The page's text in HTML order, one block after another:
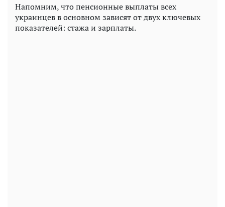
Напомним, что пенсионные выплаты всех
украинцев в основном зависят от двух ключевых
показателей: стажа и зарплаты.